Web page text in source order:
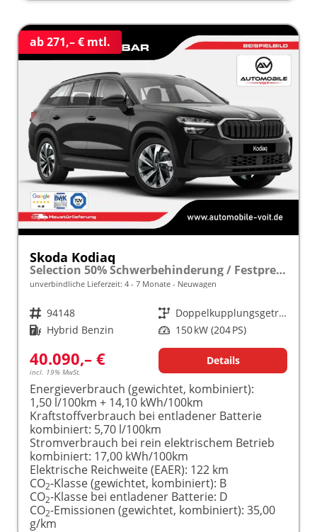
ab 271,– € mtl.
Skoda Kodiaq
Selection 50% Schwerbehinderung / Festpreisgarantie* Modelljahr 1.5 TSI iV PLUG-IN-HYBRID 204PS DSG "Sonderangebot bei Schwerbehinderung" frei konfigurierbar!
unverbindliche Lieferzeit: 4 - 7 Monate Neuwagen
Fahrzeugnr. 94148 Getriebe
Doppelkupplungsgetriebe (DSG)
Kraftstoff Hybrid Benzin Leistung 150 kW (204 PS)
40.090,– €
incl. 19% MwSt.
Details
Energieverbrauch (gewichtet, kombiniert):
1,50 l/100km + 14,10 kWh/100km
Kraftstoffverbrauch bei entladener Batterie
kombiniert: 5,70 l/100km
Stromverbrauch bei rein elektrischem Betrieb
kombiniert: 17,00 kWh/100km
Elektrische Reichweite (EAER): 122 km
CO2-Klasse (gewichtet, kombiniert): B
CO2-Klasse bei entladener Batterie: D
CO2-Emissionen (gewichtet, kombiniert): 35,00
g/km